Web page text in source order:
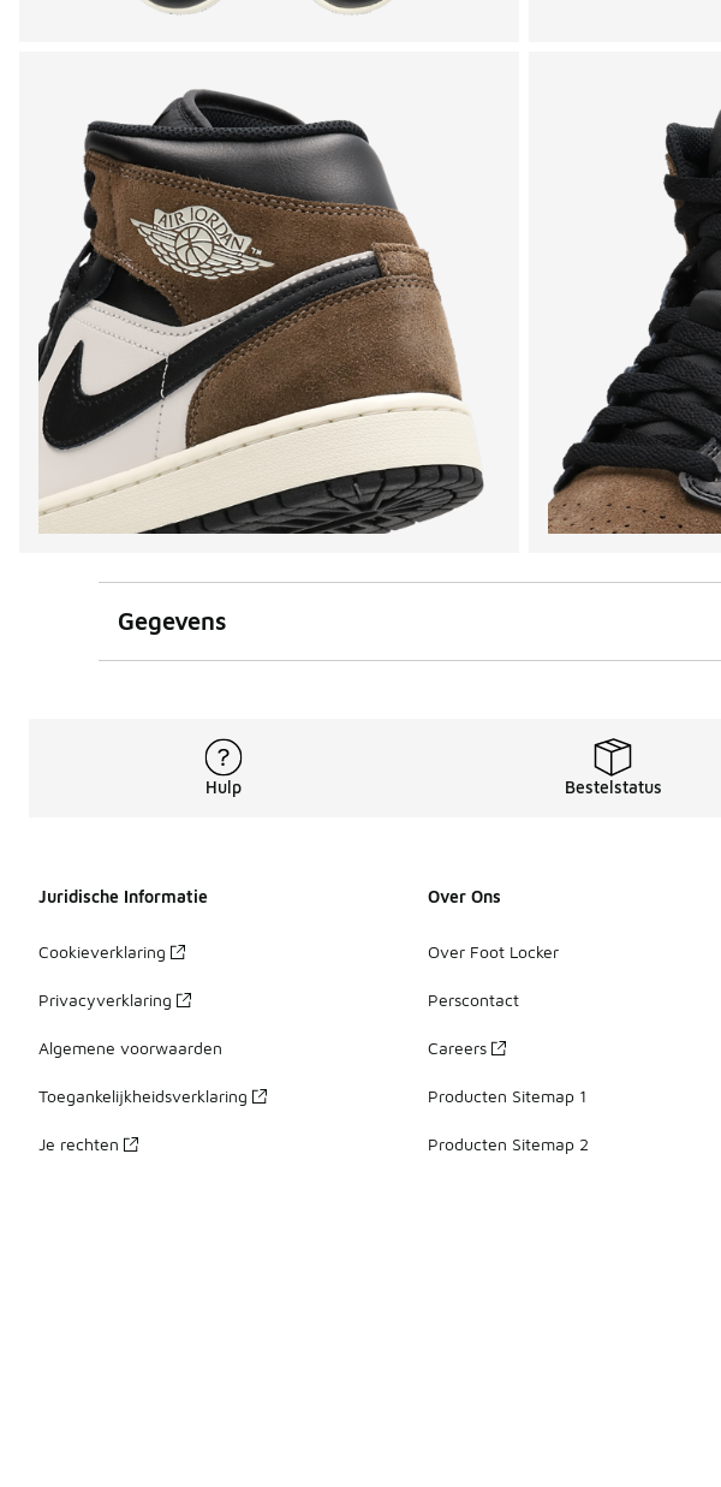
Gegevens
Hulp Bestelstatus
Juridische Informatie
Cookieverklaring
Privacyverklaring
Algemene voorwaarden
Toegankelijkheidsverklaring
Je rechten
Over Ons
Over Foot Locker
Perscontact
Careers
Producten Sitemap 1
Producten Sitemap 2